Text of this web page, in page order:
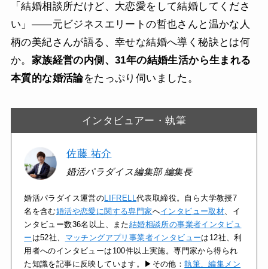
「結婚相談所だけど、大恋愛をして結婚してくださ
い」——元ビジネスエリートの哲也さんと温かな人
柄の美紀さんが語る、幸せな結婚へ導く秘訣とは何
か。 家族経営の内側、31年の結婚生活から生まれる
本質的な婚活論をたっぷり伺いました。
インタビュアー・執筆
佐藤 祐介
婚活パラダイス編集部 編集長
婚活パラダイス運営のLIFRELL代表取締役。自ら大学教授7
名を含む婚活や恋愛に関する専門家へインタビュー取材 、イ
ンタビュー数36名以上、また結婚相談所の事業者インタビュ
ー は52社、 マッチングアプリ事業者インタビューは12社、利
用者へのインタビューは100件以上実施。専門家から得られ
た知識を記事に反映しています。▶その他：執筆、編集メン